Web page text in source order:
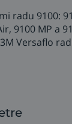
radu 9100:
9100 MP a
Versaflo